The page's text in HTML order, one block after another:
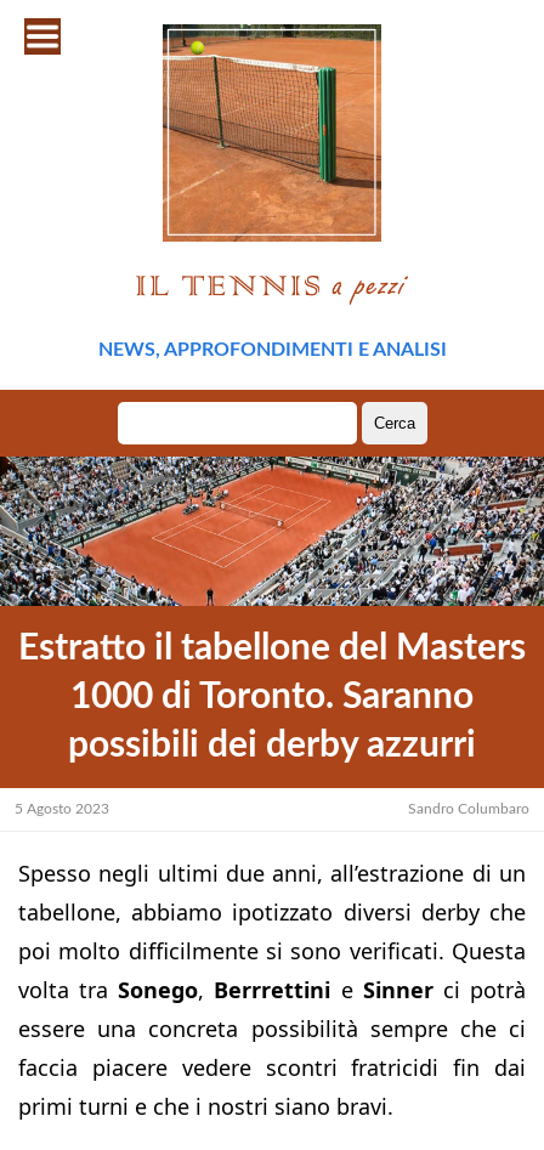
NEWS, APPROFONDIMENTI E ANALISI
per:
Estratto il tabellone del Masters
1000 di Toronto. Saranno
possibili dei derby azzurri
5 Agosto 2023 Sandro Columbaro
Spesso negli ultimi due anni, all’estrazione di un
tabellone, abbiamo ipotizzato diversi derby che
poi molto difficilmente si sono verificati. Questa
volta traSonego, Berrrettini e Sinnerci potrà
essere una concreta possibilità sempre che ci
faccia piacere vedere scontri fratricidi fin dai
primi turni e che i nostri siano bravi.